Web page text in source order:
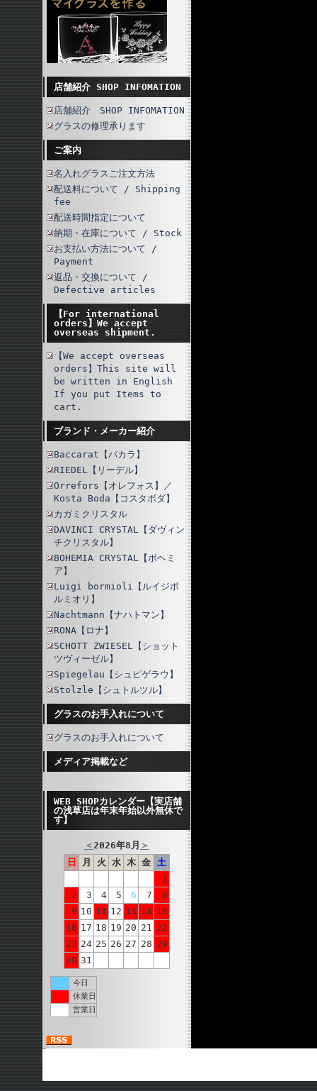
店舗紹介 SHOP INFOMATION
店舗紹介 SHOP INFOMATION
グラスの修理承ります
ご案内
名入れグラスご注文方法
配送料について / Shipping
fee
配送時間指定について
納期・在庫について / Stock
お支払い方法について /
Payment
返品・交換について /
Defective articles
【For international
orders】We accept
overseas shipment.
【We accept overseas
orders】This site will
be written in English
If you put Items to
cart.
ブランド・メーカー紹介
Baccarat【バカラ】
RIEDEL【リーデル】
Orrefors【オレフォス】／
Kosta Boda【コスタボダ】
カガミクリスタル
DAVINCI CRYSTAL【ダヴィン
チクリスタル】
BOHEMIA CRYSTAL【ボヘミ
ア】
Luigi bormioli【ルイジボ
ルミオリ】
Nachtmann【ナハトマン】
RONA【ロナ】
SCHOTT ZWIESEL【ショット
ツヴィーゼル】
Spiegelau【シュピゲラウ】
Stolzle【シュトルツル】
グラスのお手入れについて
グラスのお手入れについて
メディア掲載など
WEB SHOPカレンダー【実店舗
の浅草店は年末年始以外無休で
す】
＜2026年8月 ＞
日
月 火 水 木 金 土
1
2
3 4 5 6 7
8
9 10 11 12 13 14 15
16 17 18 19 20 21 22
23 24 25 26 27 28 29
30 31
今日
休業日
営業日